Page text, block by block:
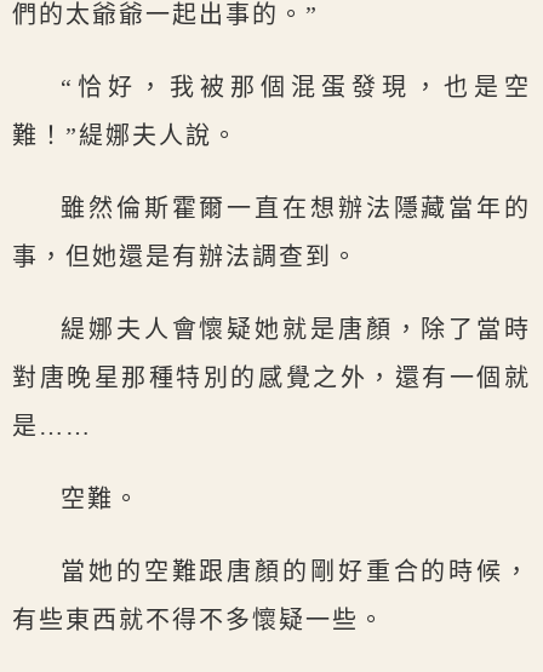
們的太爺爺一起出事的。”
“恰好，我被那個混蛋發現，也是空
難！”緹娜夫人說。
雖然倫斯霍爾一直在想辦法隱藏當年的
事，但她還是有辦法調查到。
緹娜夫人會懷疑她就是唐顏，除了當時
對唐晚星那種特別的感覺之外，還有一個就
是……
空難。
當她的空難跟唐顏的剛好重合的時候，
有些東西就不得不多懷疑一些。